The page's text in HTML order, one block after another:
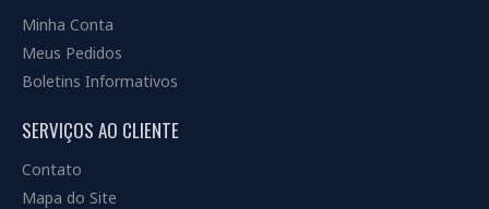
Minha Conta
Meus Pedidos
Boletins Informativos
SERVIÇOS AO CLIENTE
Contato
Mapa do Site